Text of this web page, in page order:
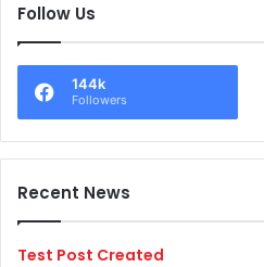
Follow Us
144k
Followers
Recent News
Test Post Created